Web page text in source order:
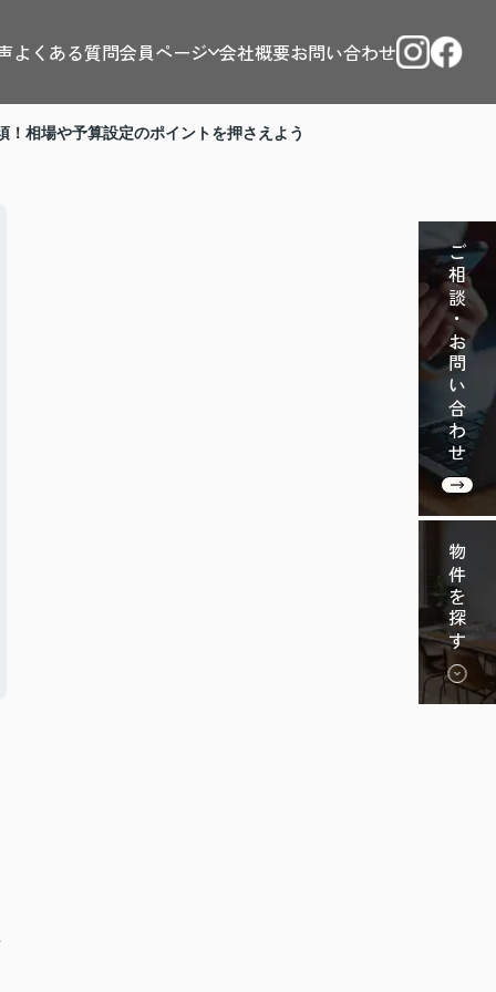
よくある質問会員ページ 会社概要お問い合わせ
ご相談・お問い合わせ
物件を探す
相場や予算設定のポイントを押さえよう